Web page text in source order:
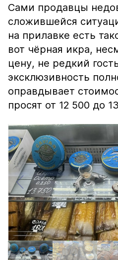
Сами продавцы
сложившейся
на прилавке есть
вот чёрная икра,
цену, не редкий
эксклюзивность
оправдывает
просят от 12 500 до